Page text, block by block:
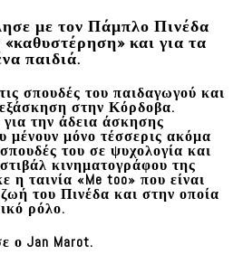
με τον Πάμπλο Πινέδα
και για τα
παιδιά.
σπουδές του παιδαγωγού και
στην Κόρδοβα.
την άδεια άσκησης
μένουν μόνο τέσσερις ακόμα
του σε ψυχολογία και
κινηματογράφου της
ταινία «Me too» που είναι
του Πινέδα και στην οποία
ρόλο.
ο Jan Marot.